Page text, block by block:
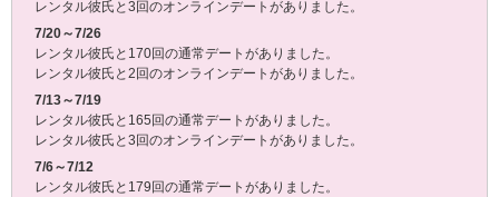
レンタル彼氏と3回のオンラインデートがありました。
7/20～7/26
レンタル彼氏と170回の通常デートがありました。
レンタル彼氏と2回のオンラインデートがありました。
7/13～7/19
レンタル彼氏と165回の通常デートがありました。
レンタル彼氏と3回のオンラインデートがありました。
7/6～7/12
レンタル彼氏と179回の通常デートがありました。